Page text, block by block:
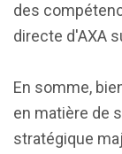
des
directe d'AXA
En somme,
en matière de
stratégique